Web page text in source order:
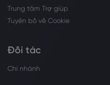
Trung tâm Trợ giúp
Tuyên bố về Cookie
Đối tác
Chi nhánh